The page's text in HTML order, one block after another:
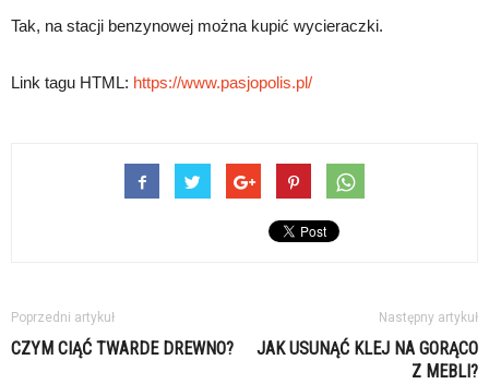
Tak, na stacji benzynowej można kupić wycieraczki.
Link tagu HTML: https://www.pasjopolis.pl/
Poprzedni artykuł
CZYM CIĄĆ TWARDE DREWNO?
Następny artykuł
JAK USUNĄĆ KLEJ NA GORĄCO
Z MEBLI?